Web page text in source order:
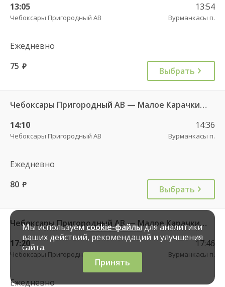
13:05
Чебоксары Пригородный АВ
13:54
Вурманкасы п.
Ежедневно
75 руб. Выбрать
Чебоксары Пригородный АВ — Малое Карачкино с. 636
14:10
Чебоксары Пригородный АВ
14:36
Вурманкасы п.
Ежедневно
80 руб. Выбрать
Чебоксары Пригородный АВ — Малое Карачкино с. 636
17:20
Чебоксары Пригородный АВ
17:46
Вурманкасы п.
Ежедневно
Мы используемcookie-файлыдля аналитики
ваших действий, рекомендаций и улучшения
сайта.
Принять